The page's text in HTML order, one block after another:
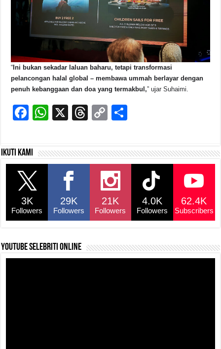
“ Ini bukan sekadar laluan baharu, tetapi transformasi
pelancongan halal global – membawa ummah berlayar dengan
penuh kebanggaan dan doa yang termakbul,” ujar Suhaimi.
F
c
e
b
o
o
k
W
s
p
X
T
a
C
y
Li
n
k
e
Ikuti kami
3K
Followers
29K
Followers
21K
Followers
4.0K
Followers
62.4K
Subscribers
YouTube selebriti online